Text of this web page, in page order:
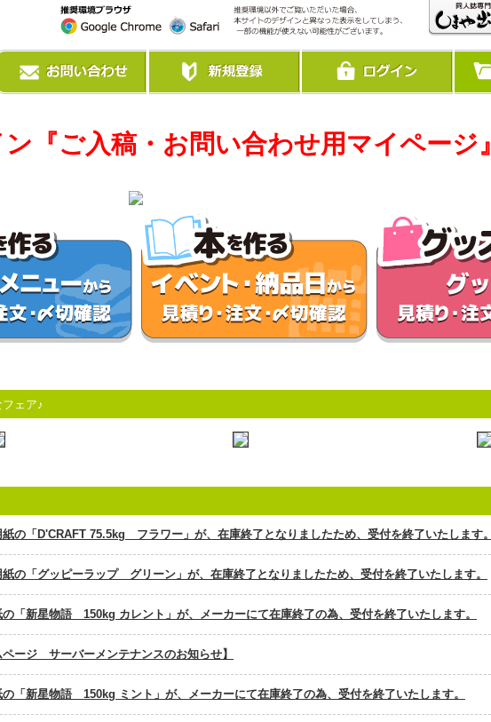
『ご入稿・お問い合わせ用マイページ』
ェア♪
の「D'CRAFT 75.5kg フラワー」が、在庫終了となりましたため、受付を終了いたします。
の「グッピーラップ グリーン」が、在庫終了となりましたため、受付を終了いたします。
「新星物語 150kg カレント」が、メーカーにて在庫終了の為、受付を終了いたします。
ページ サーバーメンテナンスのお知らせ】
「新星物語 150kg ミント」が、メーカーにて在庫終了の為、受付を終了いたします。